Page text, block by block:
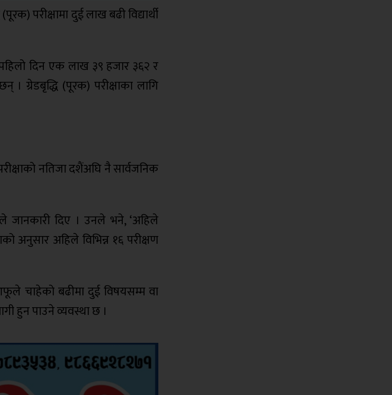
परीक्षामा दुई लाख बढी विद्यार्थी
पहिलो दिन एक लाख ३९ हजार ३६२ र
ग्रेडबृद्धि (पूरक) परीक्षाका लागि
परीक्षाको नतिजा दशैंअघि नै सार्वजनिक
जानकारी दिए । उनले भने, ‘अहिले
अनुसार अहिले विभिन्न १६ परीक्षण
चाहेको बढीमा दुई विषयसम्म वा
हुन पाउने व्यवस्था छ ।